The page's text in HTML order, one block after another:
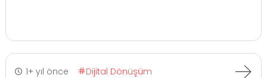
1+ yıl önce Dijital Dönüşüm